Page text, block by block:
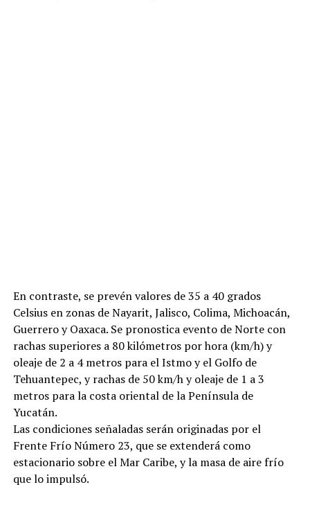
En contraste, se prevén valores de 35 a 40 grados
Celsius en zonas de Nayarit, Jalisco, Colima, Michoacán,
Guerrero y Oaxaca. Se pronostica evento de Norte con
rachas superiores a 80 kilómetros por hora (km/h) y
oleaje de 2 a 4 metros para el Istmo y el Golfo de
Tehuantepec, y rachas de 50 km/h y oleaje de 1 a 3
metros para la costa oriental de la Península de
Yucatán.
Las condiciones señaladas serán originadas por el
Frente Frío Número 23, que se extenderá como
estacionario sobre el Mar Caribe, y la masa de aire frío
que lo impulsó.